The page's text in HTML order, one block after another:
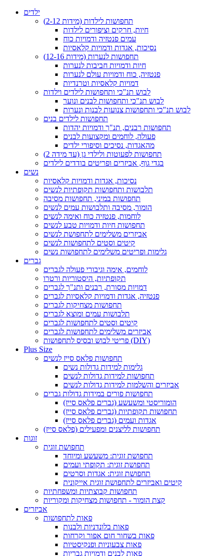
ילדים
תחפושות לילדות (מידות 2-12)
חיות, חרקים וציפורים לילדות
עמים פנטזיה ודמויות כוח
נסיכות, אגדות ודמויות קלאסיות
תחפושות לנערות (מידות 12-16)
חיות ודמויות חביבות לנערות
פנטזיה, כוח ודמויות עולם לנערות
דמויות קלאסיות וטרנדיות
לבוש תנ"כי ותחפושות לילדים וילדות
לבוש תנ"כי ותחפושות לבנים ונוער
לבוש תנ"כי ותחפושות צנועות לבנות ונערות
תחפושות לילדים בנים
תחפושות רבנים, תנ"ך ודמויות יהדות
פעולה, לוחמים ומקצועות לבנים
מהאגדות, נסיכים וסיפורי ילדים
תחפושות לפעוטות ולילדי גן (עד מידה 2)
בגדי גוף, אביזרים ופריטים בודדים לילדים
נשים
נסיכות, אגדות ודמויות קלאסיות
תלבושות ותחפושות תקופתיות לנשים
תחפושות במיני, תחפושות מסיבה
הומור, מסיבה ותלבושות עמים לנשים
לוחמות, פנטזיה כוח ואימה לנשים
תחפושות חיות ודמויות טבע לנשים
אביזרים משלימים לתחפושת לנשים
קיטים וסטים לתחפושות לנשים
גלימות ופריטים משלימים לתחפושות נשים
גברים
לוחמים, אימה וגיבורי פעולה לגברים
תקופתיות, היסטוריות ורטרו
דמויות מסורת, רבנים ותנ"ך לגברים
פנטזיה, אגדות ודמויות קלאסיות לגברים
תחפושות מצחיקות לגברים
תלבושות עמים ומוצא לגברים
קיטים וסטים לתחפושות לגברים
אביזרים משלימים לתחפושות לגברים
פריטי לבוש ובסיס לתחפושות (DIY)
Plus Size
תחפושות פלאס סייז לנשים
גלימות למידות גדולות נשים
תחפושות למידות גדולות לנשים
אביזרים והשלמות למידות גדולות לנשים
תחפושות פורים במידות גדולות גברים
הומוריסטי ומשעשע (גברים פלאס סייז)
תחפושות תקופתיות (גברים פלאס סייז)
אגדות ועמים (גברים פלאס סייז)
תחפושות לליצנים ומפעילים (פלאס סייז)
זוגות
תחפושת זוגית
תחפושת זוגית: משעשע ומיוחד
תחפושת זוגית: תקופתי ועמים
תחפושת זוגית: אגדות וסרטים
קיטים ואביזרים לתחפושת זוגית אייקונית
תחפושות קבוצתיות ומשפחתיות
קצת הומור - תחפושות מצחיקות ומקוריות
אביזרים
פאות לתחפושות
פאות בלונדניות ולבנות
פאות בשחור חום אפור וקרחות
פאות צבעוניות ופנקיסטיות
פאות לבנים ודמויות גבריות